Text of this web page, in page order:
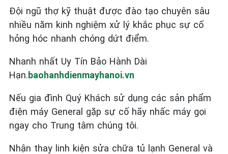
Đội ngũ thợ kỹ thuật được đào tạo chuyên sâu
nhiều năm kinh nghiệm xử lý khắc phục sự cố
hỏng hóc nhanh chóng dứt điểm.
Nhanh nhất Uy Tín Bảo Hành Dài
Hạn.baohanhdienmayhanoi.vn
Nếu gia đình Quý Khách sử dụng các sản phẩm
điện máy General gặp sự cố hãy nhấc máy gọi
ngay cho Trung tâm chúng tôi.
Nhận thay linh kiện sửa chữa tủ lạnh General và